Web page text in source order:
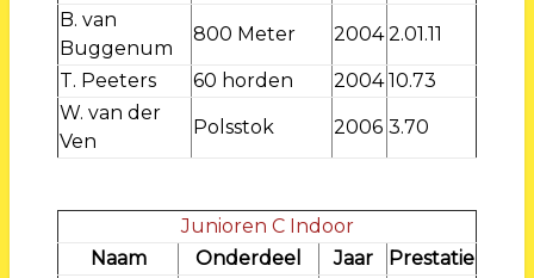
B. van
Buggenum
800 Meter 2004 2.01.11
T. Peeters 60 horden 2004 10.73
W. van der
Ven
Polsstok 2006 3.70
Junioren C Indoor
Naam
Onderdeel Jaar
Prestatie